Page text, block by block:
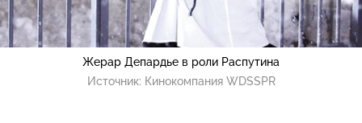
Жерар Депардье в роли Распутина
Источник: Кинокомпания WDSSPR